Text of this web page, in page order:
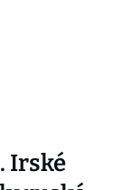
Irské